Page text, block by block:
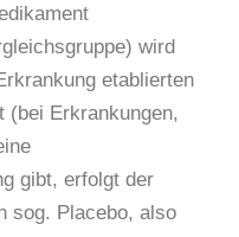
wird
etablierten
(bei Erkrankungen,
gibt, erfolgt der
sog. Placebo, also